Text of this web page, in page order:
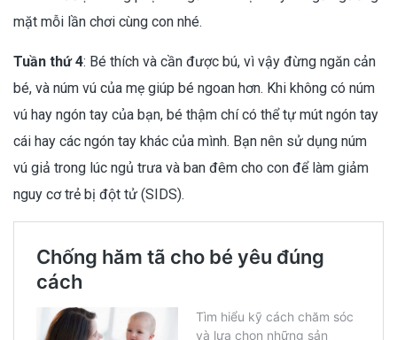
mặt mỗi lần chơi cùng con nhé.
Tuần thứ 4: Bé thích và cần được bú, vì vậy đừng ngăn cản
bé, và núm vú của mẹ giúp bé ngoan hơn. Khi không có núm
vú hay ngón tay của bạn, bé thậm chí có thể tự mút ngón tay
cái hay các ngón tay khác của mình. Bạn nên sử dụng núm
vú giả trong lúc ngủ trưa và ban đêm cho con để làm giảm
nguy cơ trẻ bị đột tử (SIDS).